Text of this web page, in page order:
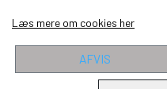
Læs mere om cookies her
AFVIS